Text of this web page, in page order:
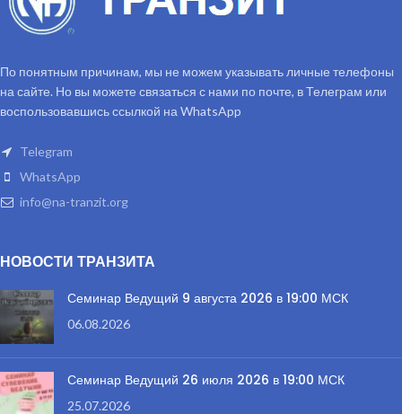
По понятным причинам, мы не можем указывать личные телефоны
на сайте. Но вы можете связаться с нами по почте, в Телеграм или
воспользовавшись ссылкой на WhatsApp
Telegram
WhatsApp
info@na-tranzit.org
НОВОСТИ ТРАНЗИТА
Семинар Ведущий 9 августа 2026 в 19:00 МСК
06.08.2026
Семинар Ведущий 26 июля 2026 в 19:00 МСК
25.07.2026